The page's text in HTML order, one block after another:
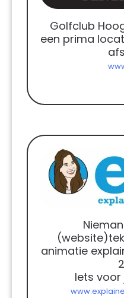
Golfclub
een prima
animatie
Iets